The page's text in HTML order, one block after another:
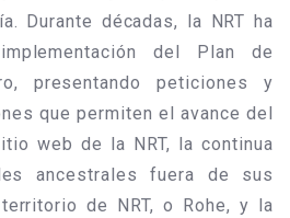
Durante décadas, la NRT ha
del Plan de
presentando peticiones y
que permiten el avance del
web de la NRT, la continua
ancestrales fuera de sus
de NRT, o Rohe, y la